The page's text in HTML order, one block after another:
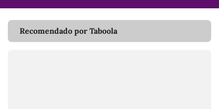
Recomendado por Taboola